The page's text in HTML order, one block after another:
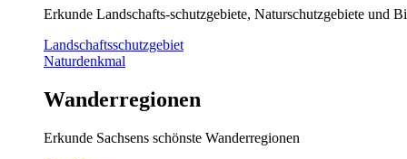
Erkunde Landschafts-schutzgebiete, Naturschutzgebiete und
Landschaftsschutzgebiet
Naturdenkmal
Wanderregionen
Erkunde Sachsens schönste Wanderregionen